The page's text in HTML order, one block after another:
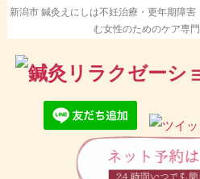
新潟市 鍼灸えにしは不妊治療・更年期障
む女性のためのケア専